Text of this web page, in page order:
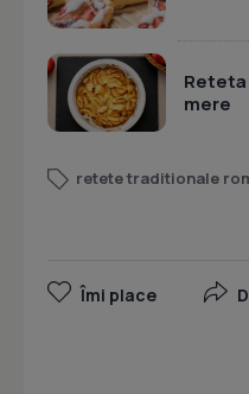
mere
retete traditionale
Îmi place